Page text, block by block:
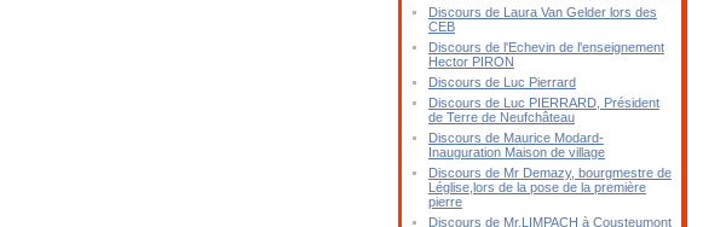
Discours de Laura Van Gelder lors des
CEB
Discours de l'Echevin de l'enseignement
Hector PIRON
Discours de Luc Pierrard
Discours de Luc PIERRARD, Président
de Terre de Neufchâteau
Discours de Maurice Modard-
Inauguration Maison de village
Discours de Mr Demazy, bourgmestre de
Léglise,lors de la pose de la première
pierre
Discours de Mr.LIMPACH à Cousteumont